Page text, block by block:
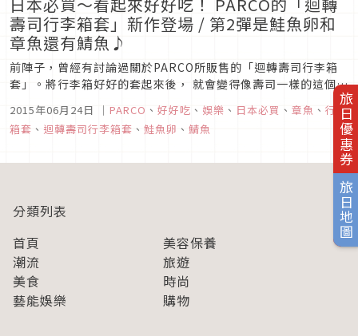
旅日優惠券
旅日地圖
壽司行李箱套」新作登場 / 第2彈是鮭魚卵和
章魚還有鯖魚♪
前陣子，曾經有討論過關於PARCO所販售的「迴轉壽司行李箱
套」。將行李箱好好的套起來後， 就會變得像壽司一樣的這個行
李箱套。目前已經推出了蛋、金槍魚、鮭魚，蝦子等4種種類，
接下來要再加上，登場的新作了喔！這次新發售的，第2彈
的“梗”是……鮭魚卵！章魚！鯖魚！【想要看看實際被迴轉的
2015年06月24日 ｜ PARCO 、 好好吃 、 娛樂 、 日本必買 、 章魚 、 行李
箱套 、 迴轉壽司行李箱套 、 鮭魚卵 、 鯖魚
分類列表
首頁
美容保養
潮流
旅遊
美食
時尚
藝能娛樂
購物